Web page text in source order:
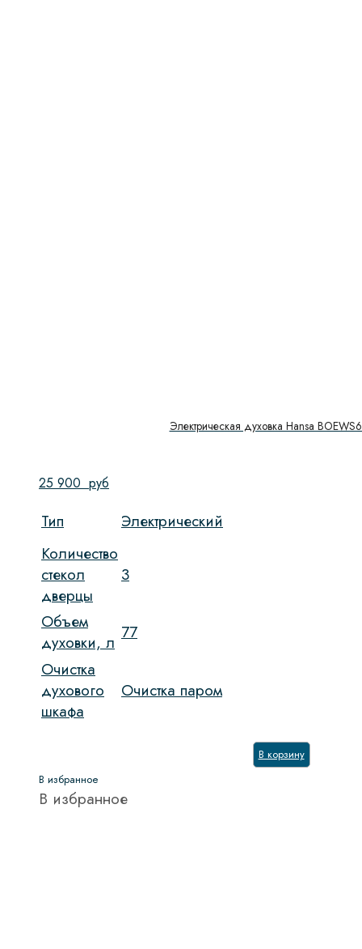
Электрическая духовка Hansa
25 900 руб
Тип
Электрический
Количество
стекол
дверцы
3
Объем
духовки, л 77
Очистка
духового
шкафа
Очистка паром
В корзину
В избранное
В избранное